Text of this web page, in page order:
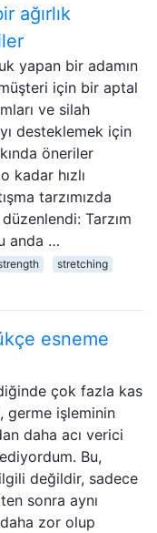
ağırlık
yapan bir adamın
için bir aptal
ve silah
desteklemek için
öneriler
kadar hızlı
tarzımızda
Tarzım
anda …
stretching
esneme
çok fazla kas
germe işleminin
daha acı verici
Bu,
değildir, sadece
sonra aynı
zor olup